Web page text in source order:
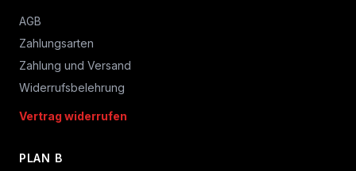
AGB
Zahlungsarten
Zahlung und Versand
Widerrufsbelehrung
Vertrag widerrufen
PLAN B